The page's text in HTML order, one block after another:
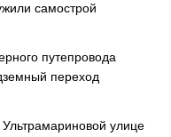
самострой
путепровода
переход
улице